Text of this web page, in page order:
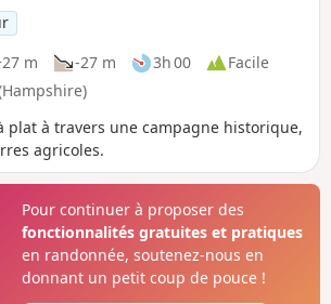
m -27 m 3h 00
Facile
plat à travers une campagne historique,
agricoles.
Pour continuer à proposer des
fonctionnalités gratuites et pratiques
en randonnée, soutenez-nous en
donnant un petit coup de pouce !